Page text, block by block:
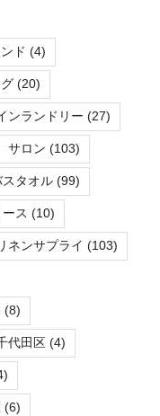
ド (4)
(20)
ンランドリー (27)
サロン (103)
スタオル (99)
ス (10)
ネンサプライ (103)
(8)
代田区 (4)
(6)